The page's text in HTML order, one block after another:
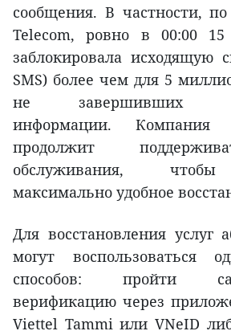
сообщения. В частности,
Telecom, ровно в 00:00
заблокировала исходящую
SMS) более чем для 5
не завершивших
информации. Компания
продолжит
обслуживания, чтобы
максимально удобное
Для восстановления услуг
могут воспользоваться
способов: пройти
верификацию через
Viettel Tammi или VNeID